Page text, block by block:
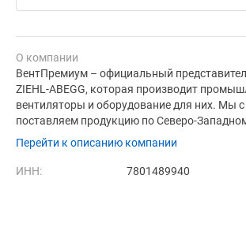
О компании
ВентПремиум – официальный
ZIEHL-ABEGG, которая производит
вентиляторы и оборудование для них. Мы с
поставляем продукцию по Северо-
Перейти к описанию компании
ИНН: 7801489940